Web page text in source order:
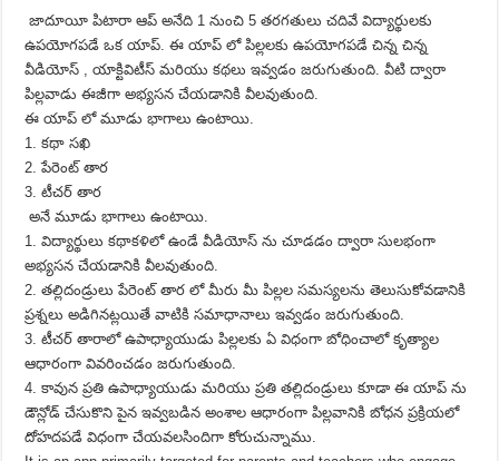
జాదూయీ పిటారా ఆప్ అనేది 1 నుంచి 5 తరగతులు చదివే విద్యార్థులకు
ఉపయోగపడే ఒక యాప్. ఈ యాప్ లో పిల్లలకు ఉపయోగపడే చిన్న చిన్న
వీడియోస్ , యాక్టివిటీస్ మరియు కథలు ఇవ్వడం జరుగుతుంది. వీటి ద్వారా
పిల్లవాడు ఈజీగా అభ్యసన చేయడానికి వీలవుతుంది.
ఈ యాప్ లో మూడు భాగాలు ఉంటాయి.
1. కథా సఖి
2. పేరెంట్ తార
3. టీచర్ తార
అనే మూడు భాగాలు ఉంటాయి.
1. విద్యార్థులు కథాకళిలో ఉండే వీడియోస్ ను చూడడం ద్వారా సులభంగా
అభ్యసన చేయడానికి వీలవుతుంది.
2. తల్లిదండ్రులు పేరెంట్ తార లో మీరు మీ పిల్లల సమస్యలను తెలుసుకోవడానికి
ప్రశ్నలు అడిగినట్లయితే వాటికి సమాధానాలు ఇవ్వడం జరుగుతుంది.
3. టీచర్ తారాలో ఉపాధ్యాయుడు పిల్లలకు ఏ విధంగా బోధించాలో కృత్యాల
ఆధారంగా వివరించడం జరుగుతుంది.
4. కావున ప్రతి ఉపాధ్యాయుడు మరియు ప్రతి తల్లిదండ్రులు కూడా ఈ యాప్ ను
డౌన్లోడ్ చేసుకొని పైన ఇవ్వబడిన అంశాల ఆధారంగా పిల్లవానికి బోధన ప్రక్రియలో
దోహదపడే విధంగా చేయవలసిందిగా కోరుచున్నాము.